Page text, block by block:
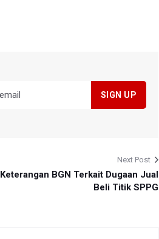
Next Post
Keterangan BGN Terkait Dugaan Jual
Beli Titik SPPG